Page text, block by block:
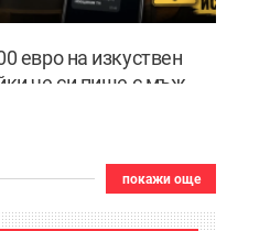
евро на изкуствен
че си пише с мъж
покажи още